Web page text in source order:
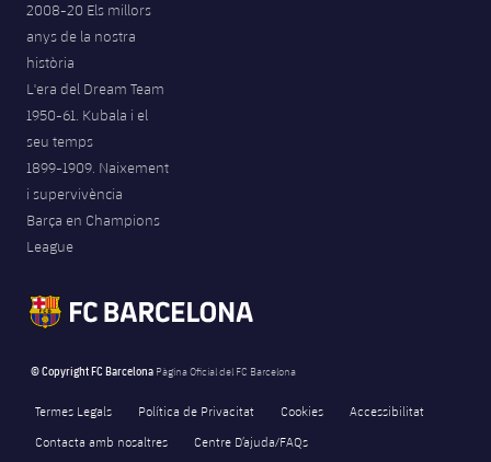
2008-20 Els millors
anys de la nostra
història
L'era del Dream Team
1950-61. Kubala i el
seu temps
1899-1909. Naixement
i supervivència
Barça en Champions
League
© Copyright FC Barcelona Pàgina Oficial del FC Barcelona
Termes Legals Política de Privacitat Cookies
Accessibilitat
Contacta amb nosaltres
Centre D’ajuda/FAQs